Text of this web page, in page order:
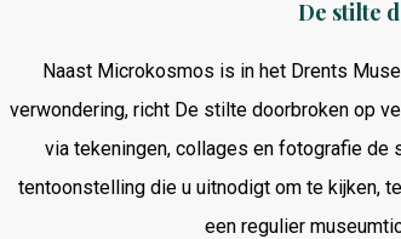
De stilte
Naast Microkosmos is in het Drents
verwondering, richt De stilte doorbroken op
via tekeningen, collages en fotografie de
tentoonstelling die u uitnodigt om te kijken,
een regulier